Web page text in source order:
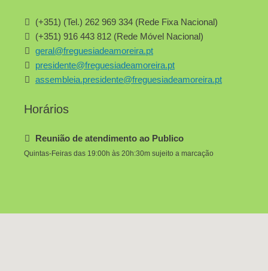
(+351) (Tel.) 262 969 334 (Rede Fixa Nacional)
(+351) 916 443 812 (Rede Móvel Nacional)
geral@freguesiadeamoreira.pt
presidente@freguesiadeamoreira.pt
assembleia.presidente@freguesiadeamoreira.pt
Horários
Reunião de atendimento ao Publico
Quintas-Feiras das 19:00h às 20h:30m sujeito a marcação